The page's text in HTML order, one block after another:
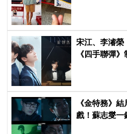
宋江、李濬榮
《四手聯彈
《金特務》
戲！蘇志燮一